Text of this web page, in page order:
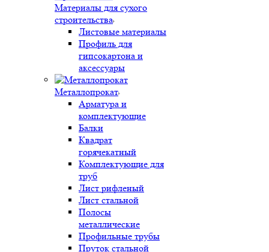
Материалы для сухого
строительства
Листовые материалы
Профиль для
гипсокартона и
аксессуары
Металлопрокат
Арматура и
комплектующие
Балки
Квадрат
горячекатный
Комплектующие для
труб
Лист рифленый
Лист стальной
Полосы
металлические
Профильные трубы
Пруток стальной